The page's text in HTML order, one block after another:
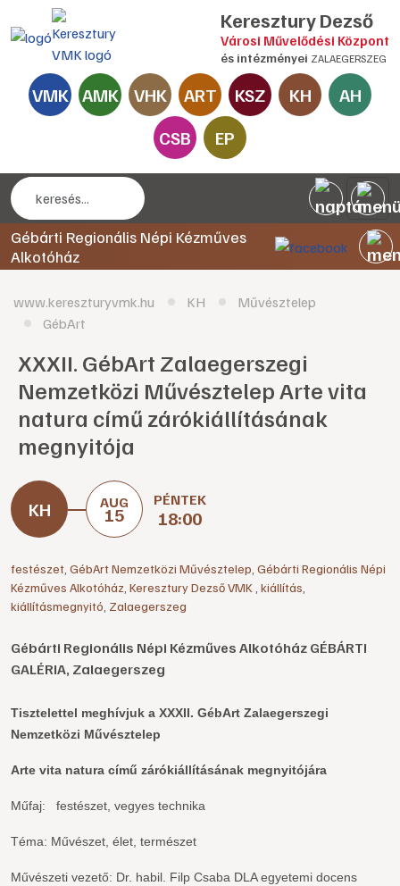
Keresztury Dezső
Városi Művelődési Központ
és intézményei ZALAEGERSZEG
VMK AMK VHK ART KSZ KH
AH
CSB
EP
Gébárti Regionális Népi Kézműves
Alkotóház
www.kereszturyvmk.hu KH
Művésztelep
GébArt
XXXII. GébArt Zalaegerszegi
Nemzetközi Művésztelep Arte vita
natura című zárókiállításának
megnyitója
AUG
15
PÉNTEK
18:00
festészet GébArt Nemzetközi Művésztelep Gébárti Regionális Népi
Kézműves Alkotóház Keresztury Dezső VMK kiállítás
kiállításmegnyitó Zalaegerszeg
Gébárti Regionális Népi Kézműves Alkotóház GÉBÁRTI
GALÉRIA, Zalaegerszeg
Tisztelettel meghívjuk a XXXII. GébArt Zalaegerszegi
Nemzetközi Művésztelep
Arte vita natura című zárókiállításának megnyitójára
Műfaj: festészet, vegyes technika
Téma: Művészet, élet, természet
Művészeti vezető: Dr. habil. Filp Csaba DLA egyetemi docens